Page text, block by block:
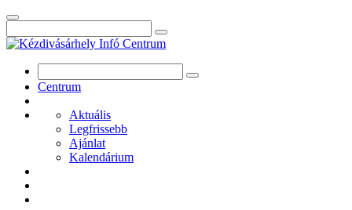
Centrum
Aktuális
Legfrissebb
Ajánlat
Kalendárium